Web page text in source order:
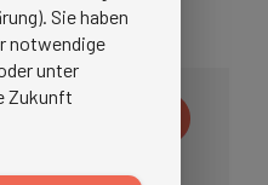
Sie haben
notwendige
unter
Zukunft